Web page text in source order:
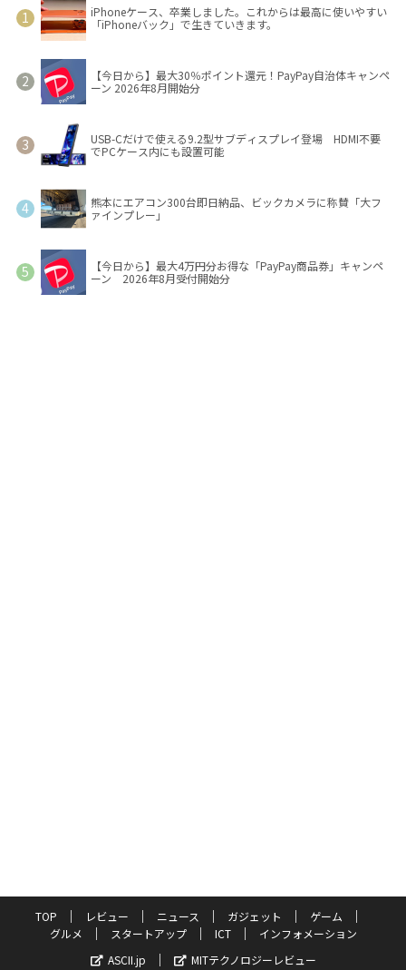
iPhoneケース、卒業しました。これからは最高に使いやすい
「iPhoneバック」で生きていきます。
【今日から】最大30％ポイント還元！PayPay自治体キャンペ
ーン 2026年8月開始分
USB-Cだけで使える9.2型サブディスプレイ登場 HDMI不要
でPCケース内にも設置可能
熊本にエアコン300台即日納品、ビックカメラに称賛「大フ
ァインプレー」
【今日から】最大4万円分お得な「PayPay商品券」キャンペ
ーン 2026年8月受付開始分
TOP レビュー ニュース ガジェット
ゲーム
グルメ
スタートアップ ICT
インフォメーション
ASCII.jp
MITテクノロジーレビュー